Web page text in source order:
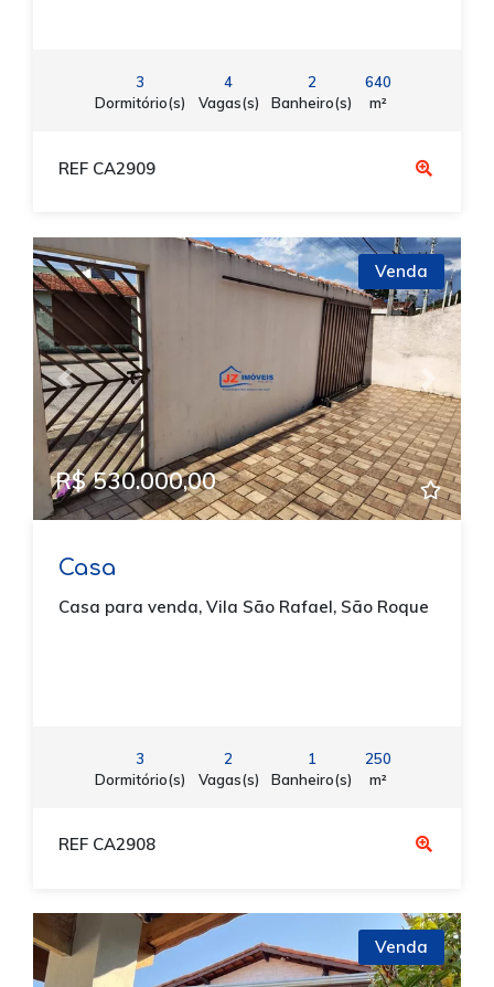
3
Dormitório(s)
4
Vagas(s)
2
Banheiro(s)
640
m²
REF CA2909
Previous Next
Venda
R$ 530.000,00
Casa
Casa para venda, Vila São Rafael, São Roque
3
Dormitório(s)
2
Vagas(s)
1
Banheiro(s)
250
m²
REF CA2908
Venda